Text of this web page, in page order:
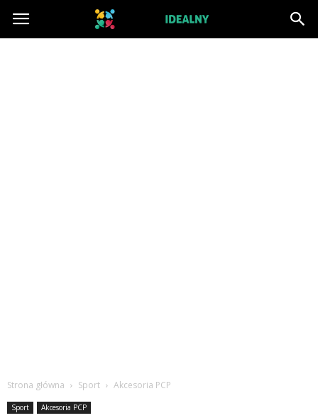
ZwiazekIdealny.pl
Strona główna Sport Akcesoria PCP
Sport Akcesoria PCP